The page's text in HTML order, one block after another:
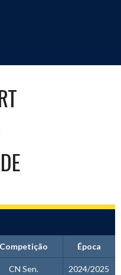
Competição Época
CN Sen.
2024/2025